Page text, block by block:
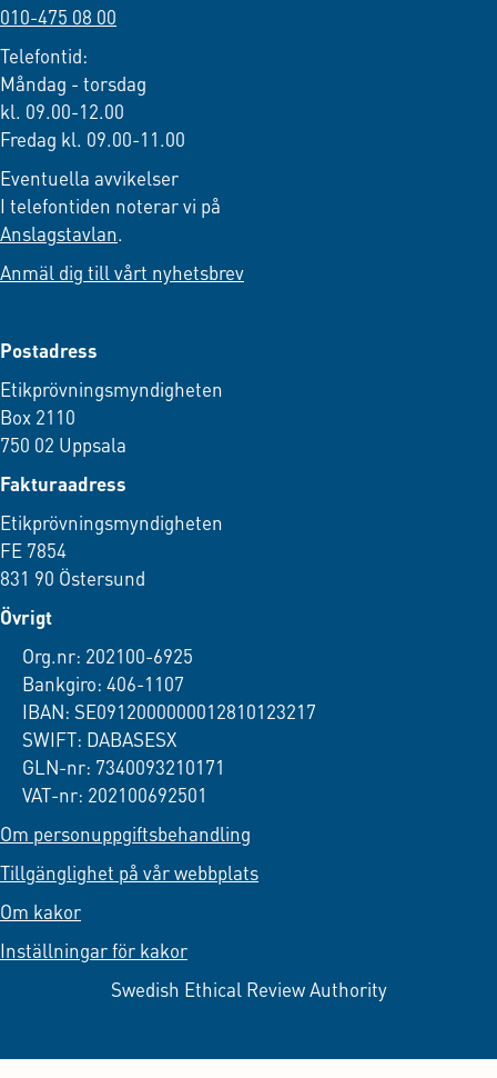
010-475 08 00
Telefontid:
Måndag - torsdag
kl. 09.00-12.00
Fredag kl. 09.00-11.00
Eventuella avvikelser
I telefontiden noterar vi på
Anslagstavlan.
Anmäl dig till vårt nyhetsbrev
Postadress
Etikprövningsmyndigheten
Box 2110
750 02 Uppsala
Fakturaadress
Etikprövningsmyndigheten
FE 7854
831 90 Östersund
Övrigt
Org.nr: 202100-6925
Bankgiro: 406-1107
IBAN: SE0912000000012810123217
SWIFT: DABASESX
GLN-nr: 7340093210171
VAT-nr: 202100692501
Om personuppgiftsbehandling
Tillgänglighet på vår webbplats
Om kakor
Inställningar för kakor
Swedish Ethical Review Authority